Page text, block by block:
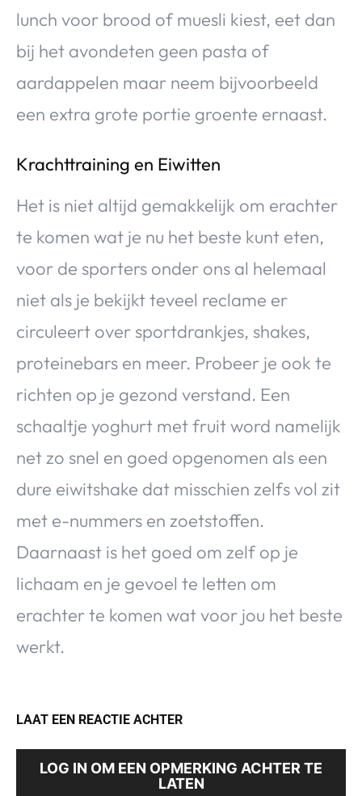
lunch voor brood of muesli kiest, eet dan
bij het avondeten geen pasta of
aardappelen maar neem bijvoorbeeld
een extra grote portie groente ernaast.
Krachttraining en Eiwitten
Het is niet altijd gemakkelijk om erachter
te komen wat je nu het beste kunt eten,
voor de sporters onder ons al helemaal
niet als je bekijkt teveel reclame er
circuleert over sportdrankjes, shakes,
proteinebars en meer. Probeer je ook te
richten op je gezond verstand. Een
schaaltje yoghurt met fruit word namelijk
net zo snel en goed opgenomen als een
dure eiwitshake dat misschien zelfs vol zit
met e-nummers en zoetstoffen.
Daarnaast is het goed om zelf op je
lichaam en je gevoel te letten om
erachter te komen wat voor jou het beste
werkt.
LAAT EEN REACTIE ACHTER
LOG IN OM EEN OPMERKING ACHTER TE
LATEN